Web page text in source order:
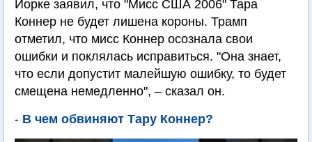
Йорке заявил, что "Мисс США 2006" Тара
Коннер не будет лишена короны. Трамп
отметил, что мисс Коннер осознала свои
ошибки и поклялась исправиться. "Она знает,
что если допустит малейшую ошибку, то будет
смещена немедленно", – сказал он.
- В чем обвиняют Тару Коннер?